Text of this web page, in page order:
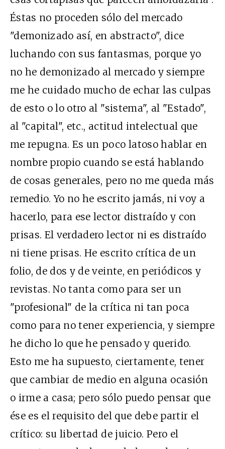
Éstas no proceden sólo del mercado
"demonizado así, en abstracto", dice
luchando con sus fantasmas, porque yo
no he demonizado al mercado y siempre
me he cuidado mucho de echar las culpas
de esto o lo otro al "sistema", al "Estado",
al "capital", etc., actitud intelectual que
me repugna. Es un poco latoso hablar en
nombre propio cuando se está hablando
de cosas generales, pero no me queda más
remedio. Yo no he escrito jamás, ni voy a
hacerlo, para ese lector distraído y con
prisas. El verdadero lector ni es distraído
ni tiene prisas. He escrito crítica de un
folio, de dos y de veinte, en periódicos y
revistas. No tanta como para ser un
"profesional" de la crítica ni tan poca
como para no tener experiencia, y siempre
he dicho lo que he pensado y querido.
Esto me ha supuesto, ciertamente, tener
que cambiar de medio en alguna ocasión
o irme a casa; pero sólo puedo pensar que
ése es el requisito del que debe partir el
crítico: su libertad de juicio. Pero el